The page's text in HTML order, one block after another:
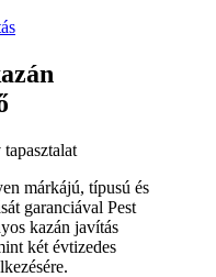
márkájú, típusú és
garanciával Pest
kazán javítás
két évtizedes